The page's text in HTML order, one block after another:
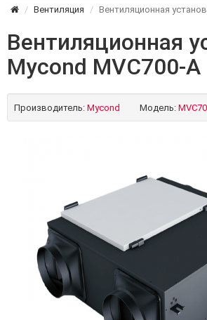
Вентиляция Вентиляционная
Вентиляционная
Mycond MVC700-A
Производитель: Mycond Модель: